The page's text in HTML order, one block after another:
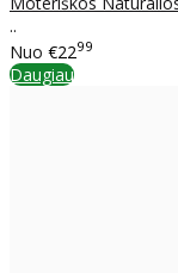
..
Nuo €2299
Daugiau